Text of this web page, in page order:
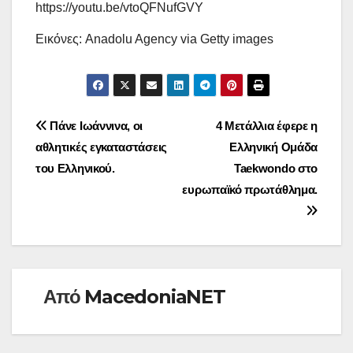
https://youtu.be/vtoQFNufGVY
Εικόνες: Anadolu Agency via Getty images
Πλοήγηση
άρθρων
4 Μετάλλια έφερε η
Ελληνική Ομάδα
Taekwondo στο
ευρωπαϊκό πρωτάθλημα.
Πάνε Ιωάννινα, οι
αθλητικές εγκαταστάσεις
του Ελληνικού.
Από MacedoniaNET